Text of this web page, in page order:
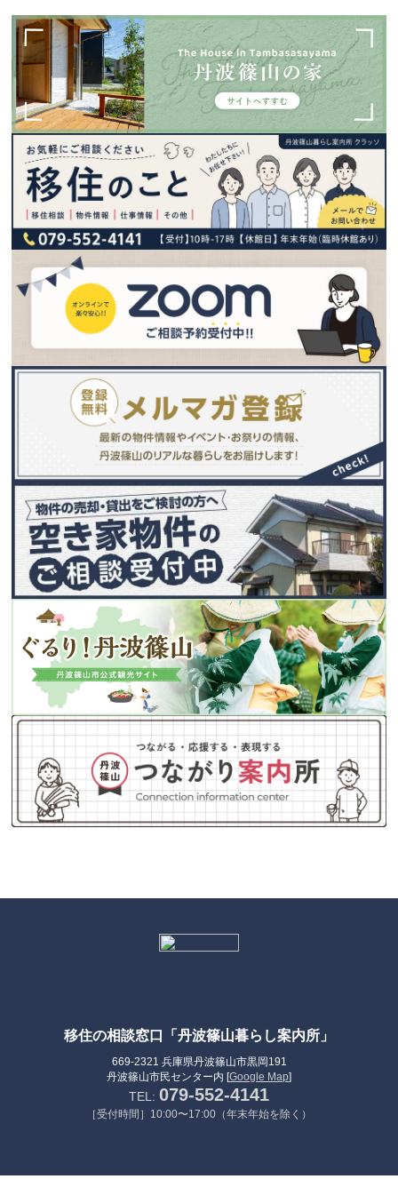
移住の相談窓口「丹波篠山暮らし案内所」
669-2321 兵庫県丹波篠山市黒岡191
丹波篠山市民センター内 [Google Map]
TEL: 079-552-4141
［受付時間］10:00〜17:00（年末年始を除く）